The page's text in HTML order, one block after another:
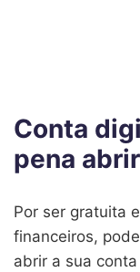
Conta
pena
Por ser gratuita
financeiros,
abrir a sua